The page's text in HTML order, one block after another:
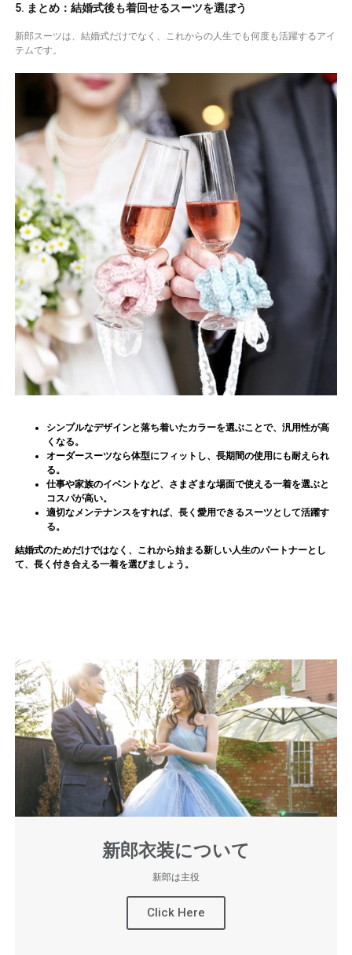
5. まとめ：結婚式後も着回せるスーツを選ぼう
新郎スーツは、結婚式だけでなく、これからの人生でも何度も活躍するアイ
テムです。
シンプルなデザインと落ち着いたカラーを選ぶことで、汎用性が高
くなる。
オーダースーツなら体型にフィットし、長期間の使用にも耐えられ
る。
仕事や家族のイベントなど、さまざまな場面で使える一着を選ぶと
コスパが高い。
適切なメンテナンスをすれば、長く愛用できるスーツとして活躍す
る。
結婚式のためだけではなく、これから始まる新しい人生のパートナーとし
て、長く付き合える一着を選びましょう。
新郎衣装について
新郎は主役
Click Here